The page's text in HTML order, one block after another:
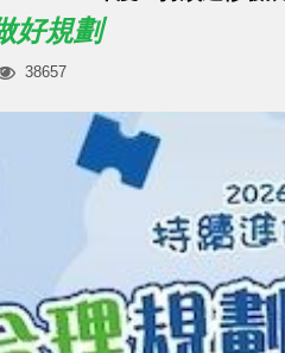
好規劃
38657